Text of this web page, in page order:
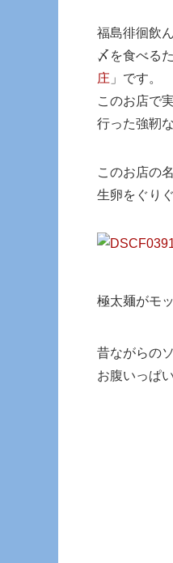
福島徘徊飲
〆を食べる
庄 」です。
このお店で
行った強靭
このお店の
生卵をぐり
極太麺がモ
昔ながらの
お腹いっぱ